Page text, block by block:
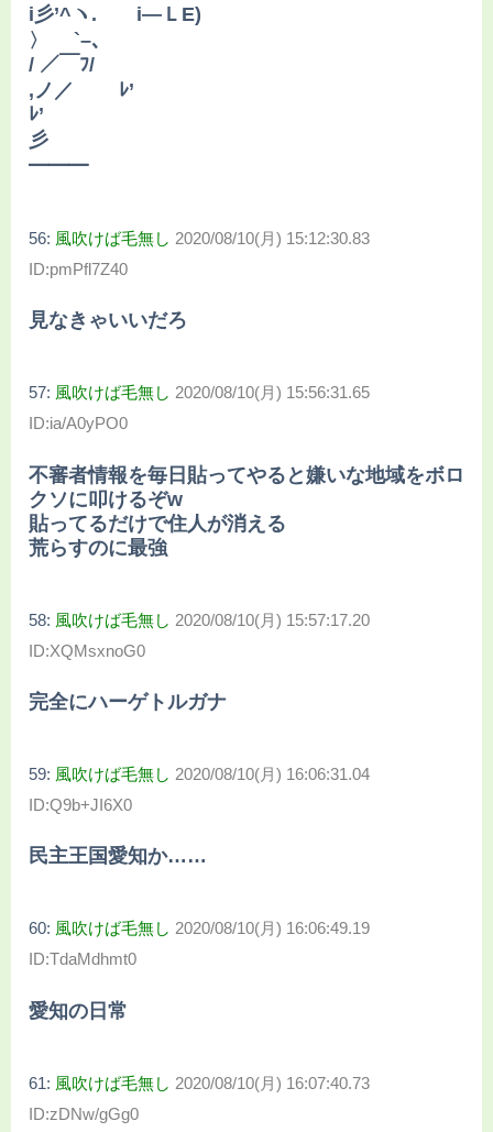
i彡’^ヽ. i―ＬE)
〉 `–､
/ ／￣ﾌ/
,ノ／ ﾚ’
ﾚ’
彡
━━━
56: 風吹けば毛無し 2020/08/10(月) 15:12:30.83
ID:pmPfl7Z40
見なきゃいいだろ
57: 風吹けば毛無し 2020/08/10(月) 15:56:31.65
ID:ia/A0yPO0
不審者情報を毎日貼ってやると嫌いな地域をボロ
クソに叩けるぞw
貼ってるだけで住人が消える
荒らすのに最強
58: 風吹けば毛無し 2020/08/10(月) 15:57:17.20
ID:XQMsxnoG0
完全にハーゲトルガナ
59: 風吹けば毛無し 2020/08/10(月) 16:06:31.04
ID:Q9b+JI6X0
民主王国愛知か……
60: 風吹けば毛無し 2020/08/10(月) 16:06:49.19
ID:TdaMdhmt0
愛知の日常
61: 風吹けば毛無し 2020/08/10(月) 16:07:40.73
ID:zDNw/gGg0